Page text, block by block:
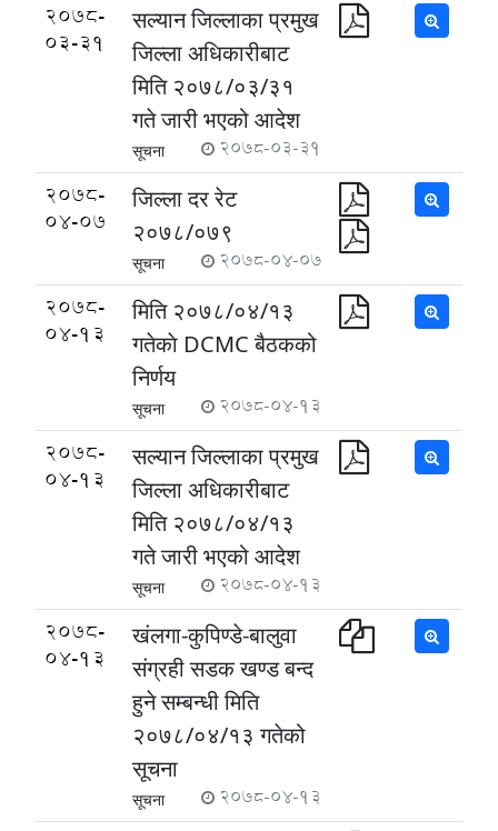
2078-
03-31
सल्यान जिल्लाका प्रमुख
जिल्ला अधिकारीबाट
मिति २०७८/०३/३१
गते जारी भएको आदेश
सूचना 2078-03-31
2078-
04-07
जिल्ला दर रेट
२०७८/०७९
सूचना 2078-04-07
2078-
04-13
मिति २०७८/०४/१३
गतेकाे DCMC बैठकको
निर्णय
सूचना 2078-04-13
2078-
04-13
सल्यान जिल्लाका प्रमुख
जिल्ला अधिकारीबाट
मिति २०७८/०४/१३
गते जारी भएको आदेश
सूचना 2078-04-13
2078-
04-13
खंलगा-कुपिण्डे-बालुवा
संग्रही सडक खण्ड बन्द
हुने सम्बन्धी मिति
२०७८/०४/१३ गतेको
सूचना
सूचना 2078-04-13